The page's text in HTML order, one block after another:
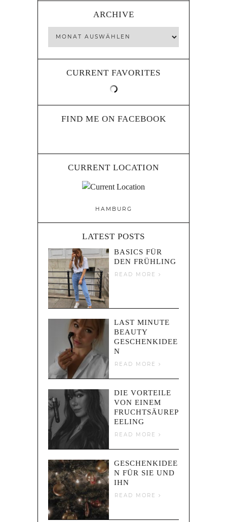
ARCHIVE
CURRENT FAVORITES
FIND ME ON FACEBOOK
CURRENT LOCATION
HAMBURG
LATEST POSTS
BASICS FÜR
DEN FRÜHLING
READ MORE
LAST MINUTE
BEAUTY
GESCHENKIDEE
N
READ MORE
DIE VORTEILE
VON EINEM
FRUCHTSÄUREP
EELING
READ MORE
GESCHENKIDEE
N FÜR SIE UND
IHN
READ MORE